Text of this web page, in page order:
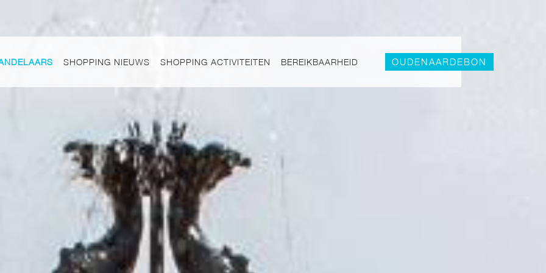
SHOPPING NIEUWS SHOPPING ACTIVITEITEN BEREIKBAARHEID OUDENAARDEBON